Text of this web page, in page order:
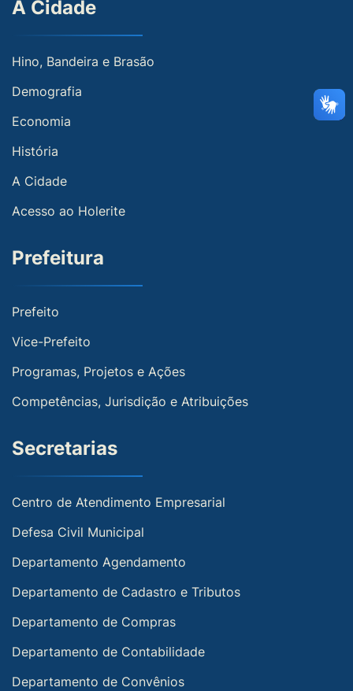
A Cidade
Hino, Bandeira e Brasão
Demografia
Economia
História
A Cidade
Acesso ao Holerite
Prefeitura
Prefeito
Vice-Prefeito
Programas, Projetos e Ações
Competências, Jurisdição e Atribuições
Secretarias
Centro de Atendimento Empresarial
Defesa Civil Municipal
Departamento Agendamento
Departamento de Cadastro e Tributos
Departamento de Compras
Departamento de Contabilidade
Departamento de Convênios